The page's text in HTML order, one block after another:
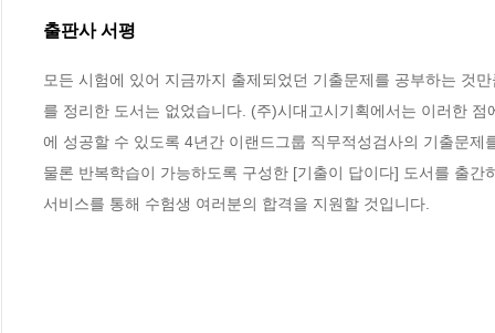
출판사 서평
모든 시험에 있어 지금까지 출제되었던 기출문제를 공부하는 것
를 정리한 도서는 없었습니다. (주)시대고시기획에서는 이러한
에 성공할 수 있도록 4년간 이랜드그룹 직무적성검사의 기출문
물론 반복학습이 가능하도록 구성한 [기출이 답이다] 도서를 출
서비스를 통해 수험생 여러분의 합격을 지원할 것입니다.